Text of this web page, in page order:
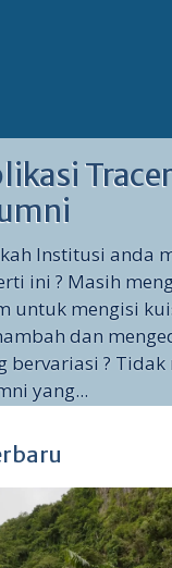
Institusi anda
ini ? Masih
untuk mengisi
dan
bervariasi ?
yang...